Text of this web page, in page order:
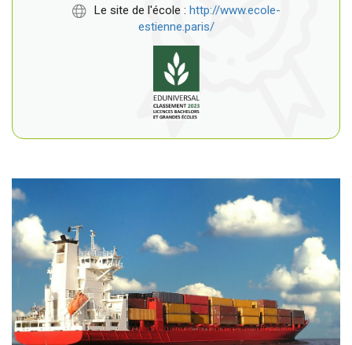
Le site de l'école : http://www.ecole-
estienne.paris/